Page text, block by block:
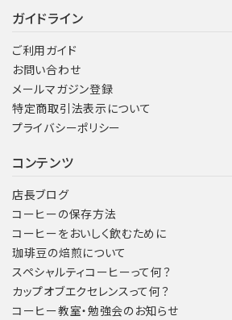
ガイドライン
ご利用ガイド
お問い合わせ
メールマガジン登録
特定商取引法表示について
プライバシーポリシー
コンテンツ
店長ブログ
コーヒーの保存方法
コーヒーをおいしく飲むために
珈琲豆の焙煎について
スペシャルティコーヒーって何？
カップオブエクセレンスって何？
コーヒー教室・勉強会のお知らせ